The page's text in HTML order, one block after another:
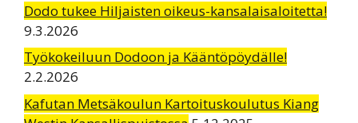
Dodo tukee Hiljaisten oikeus-kansalaisaloitetta!
9.3.2026
Työkokeiluun Dodoon ja Kääntöpöydälle!
2.2.2026
Kafutan Metsäkoulun Kartoituskoulutus Kiang